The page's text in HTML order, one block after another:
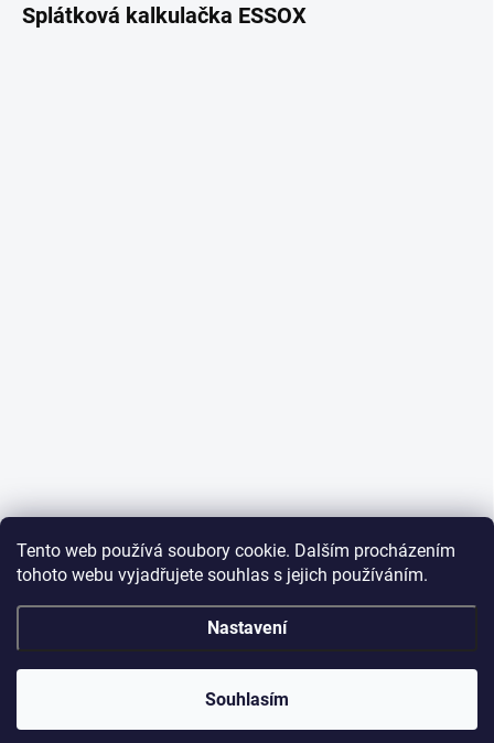
Tento web používá soubory cookie. Dalším procházením
tohoto webu vyjadřujete souhlas s jejich používáním.
Nastavení
Souhlasím
Splátková kalkulačka ESSOX